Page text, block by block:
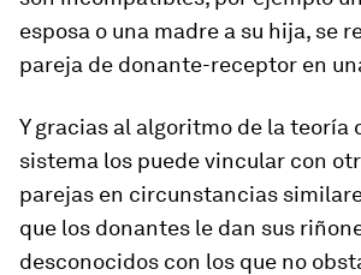
esposa o una madre a su hija, se
pareja de donante-receptor en
Y gracias al algoritmo de la teoría
sistema los puede vincular con
parejas en circunstancias
que los donantes le dan sus
desconocidos con los que no